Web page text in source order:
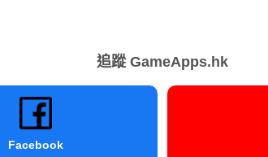
追蹤 GameApps.hk
Facebook